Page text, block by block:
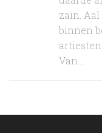
zain.
binnen
Van...